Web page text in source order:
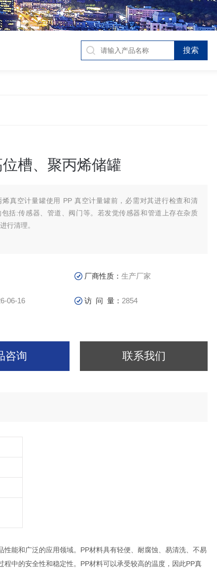
槽、聚丙烯储罐
烯真空计量罐使用 PP 真空计量罐前，必需对其进行检查和清
括:传感器、管道、阀门等。若发觉传感器和管道上存在杂质
行清理。
厂商性质：生产厂家
06-16 访 问 量： 2854
咨询 联系我们
能和广泛的应用领域。PP材料具有轻便、耐腐蚀、易清洗、不易
中的安全性和稳定性。PP材料可以承受较高的温度，因此PP真